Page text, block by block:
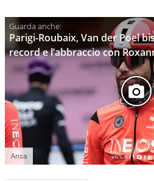
Parigi-Roubaix, Van der Poel
record e l’abbraccio con
Ansa